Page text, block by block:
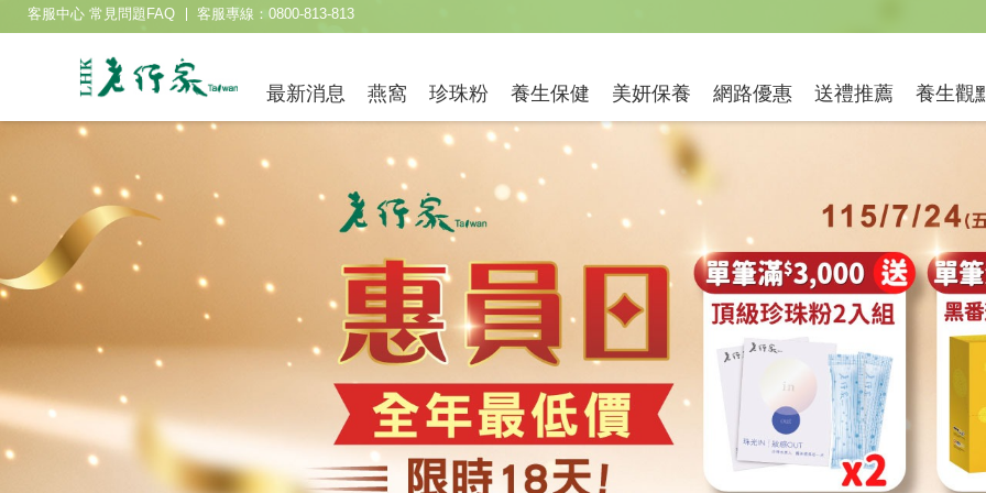
最新消息 燕窩 珍珠粉 養生保健 美妍保養 網路優惠 送禮推薦 養生觀
客服中心 常見問題FAQ 客服專線：0800-813-813